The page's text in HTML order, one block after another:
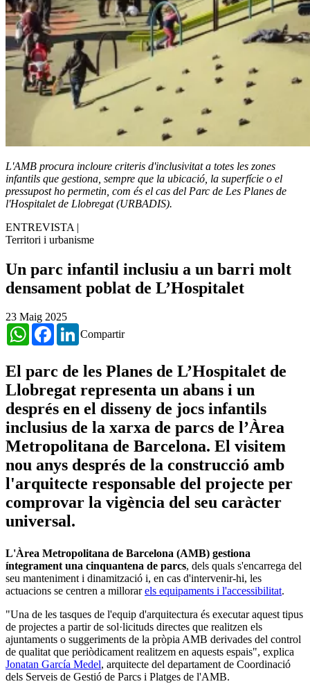
L'AMB procura incloure criteris d'inclusivitat a totes les zones
infantils que gestiona, sempre que la ubicació, la superfície o el
pressupost ho permetin, com és el cas del Parc de Les Planes de
l'Hospitalet de Llobregat (URBADIS).
ENTREVISTA |
Territori i urbanisme
Un parc infantil inclusiu a un barri molt
densament poblat de L’Hospitalet
23 Maig 2025
Compartir
WhatsAppFacebookLinkedIn
El parc de les Planes de L’Hospitalet de
Llobregat representa un abans i un
després en el disseny de jocs infantils
inclusius de la xarxa de parcs de l’Àrea
Metropolitana de Barcelona. El visitem
nou anys després de la construcció amb
l'arquitecte responsable del projecte per
comprovar la vigència del seu caràcter
universal.
L'Àrea Metropolitana de Barcelona (AMB) gestiona
íntegrament una cinquantena de parcs, dels quals s'encarrega del
seu manteniment i dinamització i, en cas d'intervenir-hi, les
actuacions se centren a millorarels equipaments i l'accessibilitat.
"Una de les tasques de l'equip d'arquitectura és executar aquest tipus
de projectes a partir de sol·licituds directes que realitzen els
ajuntaments o suggeriments de la pròpia AMB derivades del control
de qualitat que periòdicament realitzem en aquests espais", explica
Jonatan García Medel, arquitecte del departament de Coordinació
dels Serveis de Gestió de Parcs i Platges de l'AMB.